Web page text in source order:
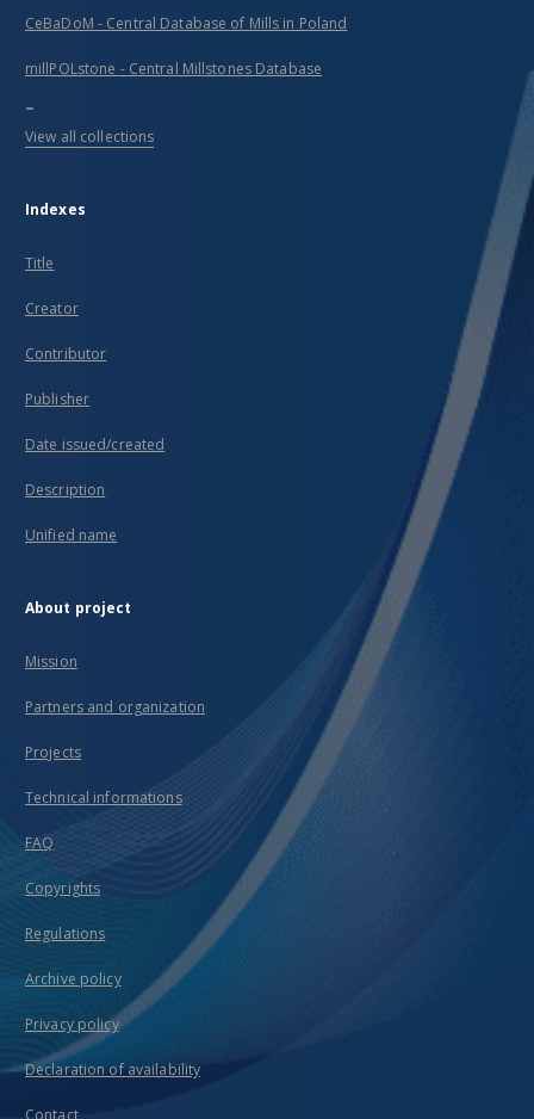
CeBaDoM - Central Database of Mills in Poland
millPOLstone - Central Millstones Database
...
View all collections
Indexes
Title
Creator
Contributor
Publisher
Date issued/created
Description
Unified name
About project
Mission
Partners and organization
Projects
Technical informations
FAQ
Copyrights
Regulations
Archive policy
Privacy policy
Declaration of availability
Contact